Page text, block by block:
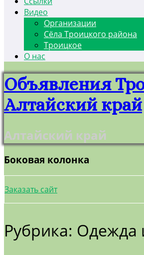
Видео
Организации
Сёла Троицкого района
Троицкое
О нас
Объявления
Алтайский край
Алтайский край
Боковая колонка
Заказать сайт
Рубрика: Одежда